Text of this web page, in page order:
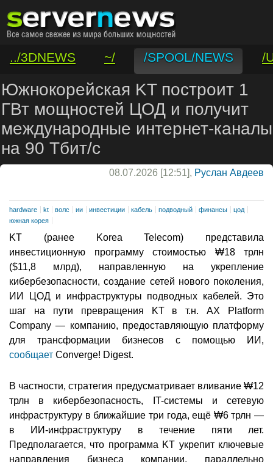
../3DNEWS ~/ /SPOOL/NEWS
/
/VAR/CONTACT
Южнокорейская KT построит 1
ГВт мощностей ЦОД и получит
международные интернет-каналы
на 90 Тбит/с
08.07.2026 [12:51], Руслан Авдеев
hardware kt волс ии инвестиции кабель подводный финансы
цод
южная корея
KT (ранее Korea Telecom) представила
инвестиционную программу стоимостью ₩18 трлн
($11,8 млрд), направленную на укрепление
кибербезопасности, создание сетей нового поколения,
ИИ ЦОД и инфраструктуры подводных кабелей. Это
шаг на пути превращения KT в т.н. AX Platform
Company — компанию, предоставляющую платформу
для трансформации бизнесов с помощью ИИ,
сообщает Converge! Digest.
В частности, стратегия предусматривает вливание ₩12
трлн в кибербезопасность, IT-системы и сетевую
инфраструктуру в ближайшие три года, ещё ₩6 трлн —
в ИИ-инфраструктуру в течение пяти лет.
Предполагается, что программа KT укрепит ключевые
направления бизнеса компании, параллельно